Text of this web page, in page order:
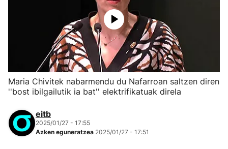
Maria Chivitek nabarmendu du Nafarroan saltzen diren
''bost ibilgailutik ia bat'' elektrifikatuak direla
eitb
2025/01/27 - 17:55
Azken eguneratzea 2025/01/27 - 17:51